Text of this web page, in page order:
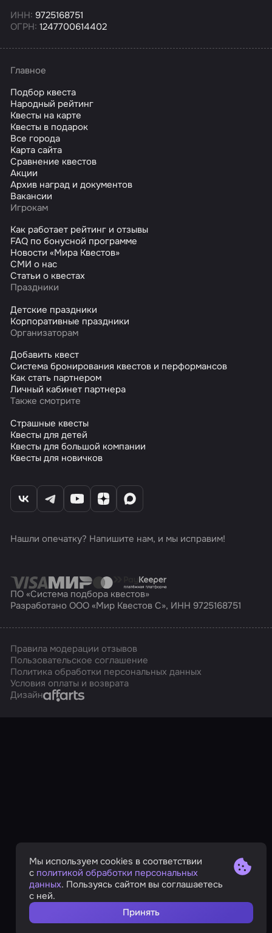
ИНН: 9725168751
ОГРН: 1247700614402
Главное
Подбор квеста
Народный рейтинг
Квесты на карте
Квесты в подарок
Все города
Карта сайта
Сравнение квестов
Акции
Архив наград и документов
Вакансии
Игрокам
Как работает рейтинг и отзывы
FAQ по бонусной программе
Новости «Мира Квестов»
СМИ о нас
Статьи о квестах
Праздники
Детские праздники
Корпоративные праздники
Организаторам
Добавить квест
Система бронирования квестов и перформансов
Как стать партнером
Личный кабинет партнера
Также смотрите
Страшные квесты
Квесты для детей
Квесты для большой компании
Квесты для новичков
Нашли опечатку? Напишите нам, и мы исправим!
ПО «Система подбора квестов»
Разработано ООО «Мир Квестов С», ИНН 9725168751
Правила модерации отзывов
Пользовательское соглашение
Политика обработки персональных данных
Условия оплаты и возврата
ДизайнAffarts
Мы используем cookies в соответствии
с политикой обработки персональных
данных. Пользуясь сайтом вы соглашаетесь
с ней.
Принять